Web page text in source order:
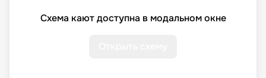
Схема кают доступна в модальном окне